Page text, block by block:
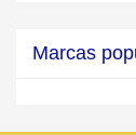
Marcas